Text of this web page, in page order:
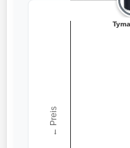
← Preis